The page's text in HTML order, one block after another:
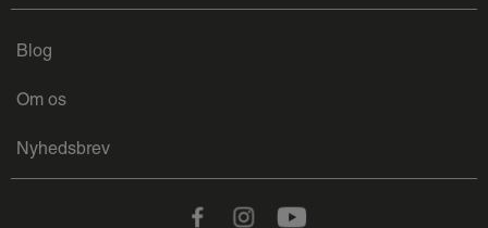
Blog
Om os
Nyhedsbrev
FacebookInstagramYoutube